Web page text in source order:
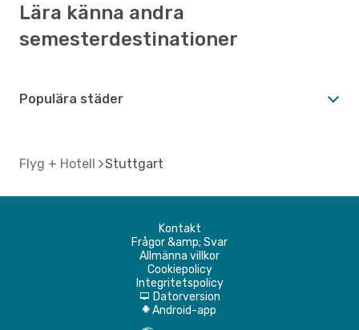
Lära känna andra
semesterdestinationer
Populära städer
Flyg + Hotell Stuttgart
Kontakt
Frågor &amp; Svar
Allmänna villkor
Cookiepolicy
Integritetspolicy
d Datorversion
A Android-app